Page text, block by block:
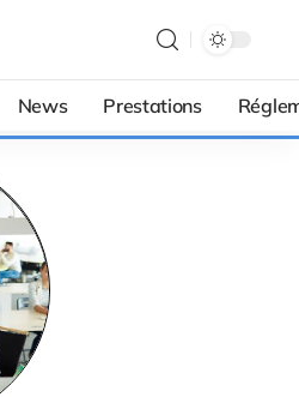
News Prestations